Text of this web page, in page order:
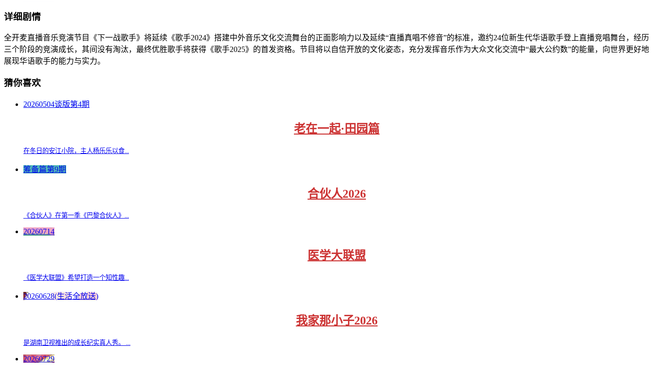
详细剧情
全开麦直播音乐竞演节目《下一战歌手》将延续《歌手2024》搭建中外音乐文化交流舞台的正面影响力以及延续“直播真唱不修音”的标准，邀约24位新生代华语歌手登上直播竞唱舞台，经历
三个阶段的竞演成长，其间没有淘汰，最终优胜歌手将获得《歌手2025》的首发资格。节目将以自信开放的文化姿态，充分发挥音乐作为大众文化交流中“最大公约数”的能量，向世界更好地
展现华语歌手的能力与实力。
猜你喜欢
20260504谈版第4期
老在一起·田园篇
在冬日的安江小院，主人杨乐乐以食...
筹备篇第9期
合伙人2026
《合伙人》在第一季《巴黎合伙人》...
20260714
医学大联盟
《医学大联盟》希望打造一个知性趣...
20260628(生活全放送)
我家那小子2026
是湖南卫视推出的成长纪实真人秀。 ...
20260729